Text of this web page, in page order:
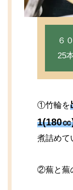
６
25
①竹輪を
1(180
煮詰めて
②蕪と蕪